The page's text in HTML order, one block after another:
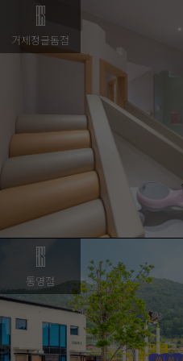
거제정글돔점
통영점